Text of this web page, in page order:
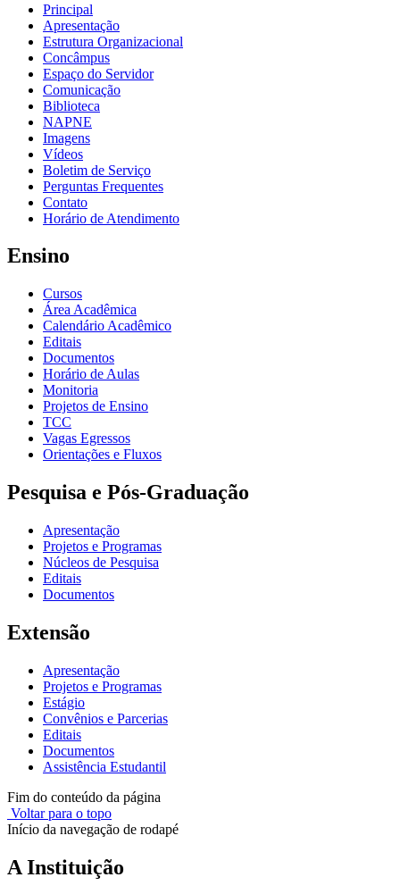
Principal
Apresentação
Estrutura Organizacional
Concâmpus
Espaço do Servidor
Comunicação
Biblioteca
NAPNE
Imagens
Vídeos
Boletim de Serviço
Perguntas Frequentes
Contato
Horário de Atendimento
Ensino
Cursos
Área Acadêmica
Calendário Acadêmico
Editais
Documentos
Horário de Aulas
Monitoria
Projetos de Ensino
TCC
Vagas Egressos
Orientações e Fluxos
Pesquisa e Pós-Graduação
Apresentação
Projetos e Programas
Núcleos de Pesquisa
Editais
Documentos
Extensão
Apresentação
Projetos e Programas
Estágio
Convênios e Parcerias
Editais
Documentos
Assistência Estudantil
Fim do conteúdo da página
Voltar para o topo
Início da navegação de rodapé
A Instituição